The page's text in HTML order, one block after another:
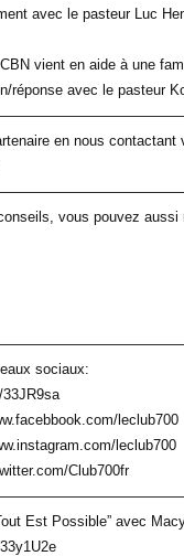
avec le pasteur Luc
vient en aide à une
réponse avec le pasteur
en nous
vous pouvez
sociaux:
leclub700
leclub700
Club700fr
Est Possible” avec